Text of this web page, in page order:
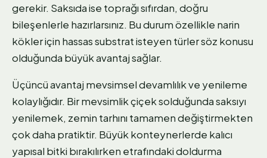
gerekir. Saksıda ise toprağı sıfırdan, doğru
bileşenlerle hazırlarsınız. Bu durum özellikle narin
kökler için hassas substrat isteyen türler söz konusu
olduğunda büyük avantaj sağlar.
Üçüncü avantaj mevsimsel devamlılık ve yenileme
kolaylığıdır. Bir mevsimlik çiçek solduğunda saksıyı
yenilemek, zemin tarhını tamamen değiştirmekten
çok daha pratiktir. Büyük konteynerlerde kalıcı
yapısal bitki bırakılırken etrafındaki doldurma